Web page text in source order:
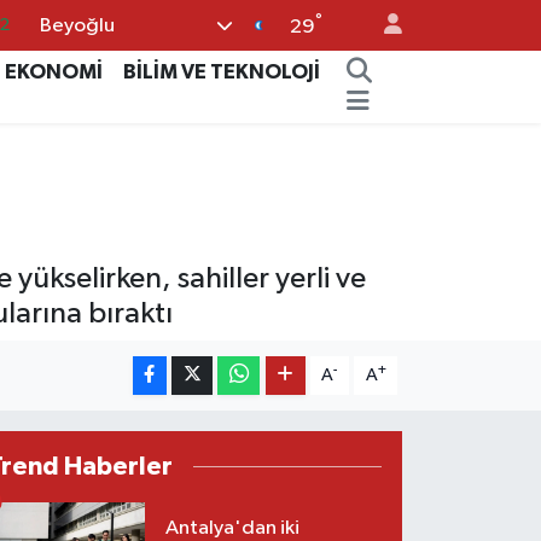
Beyoğlu 29°
EKONOMİ
BİLİM VE TEKNOLOJİ
yükselirken, sahiller yerli ve
bıraktı
A- A+
Haberler
Antalya'dan iki